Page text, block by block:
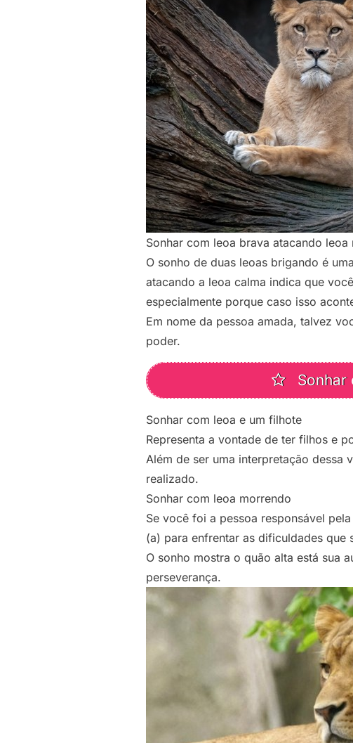
Sonhar com leoa brava atacando leoa
O sonho de duas leoas brigando é
atacando a leoa calma indica que
especialmente porque caso isso
Em nome da pessoa amada, talvez
poder.
Sonhar
Sonhar com leoa e um filhote
Representa a vontade de ter filhos e
Além de ser uma interpretação dessa
realizado.
Sonhar com leoa morrendo
Se você foi a pessoa responsável
(a) para enfrentar as dificuldades que
O sonho mostra o quão alta está sua
perseverança.